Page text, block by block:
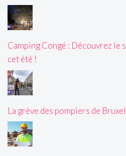
Camping Congé : Découvrez le
cet été !
La grève des pompiers de